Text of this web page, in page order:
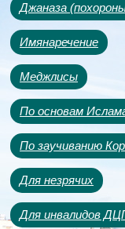
Джаназа
Имянаречение
Меджлисы
По основам
По заучиванию
Для незрячих
Для инвалидов